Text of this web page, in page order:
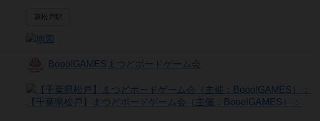
新松戸駅
Booo!GAMESまつどボードゲーム会
【千葉県松戸】まつどボードゲーム会（主催：Booo!GAMES）：